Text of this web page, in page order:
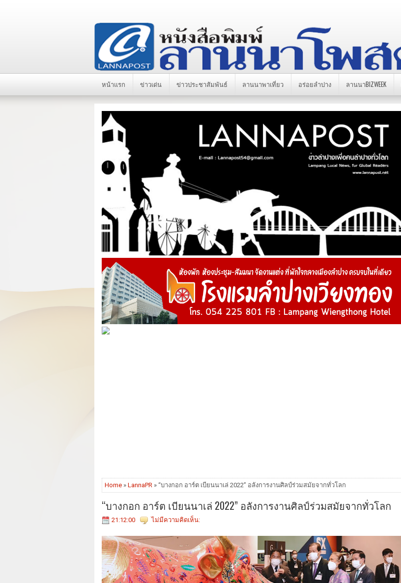
หน้าแรก ข่าวเด่น ข่าวประชาสัมพันธ์ ลานนาพาเที่ยว อร่อยลำปาง ลานนาBIZWEEK
Home » LannaPR » “บางกอก อาร์ต เบียนนาเล่ 2022” อลังการงานศิลป์ร่วมสมัยจากทั่วโลก
“บางกอก อาร์ต เบียนนาเล่ 2022” อลังการงานศิลป์ร่วมสมัยจากทั่วโลก
21:12:00 ไม่มีความคิดเห็น: